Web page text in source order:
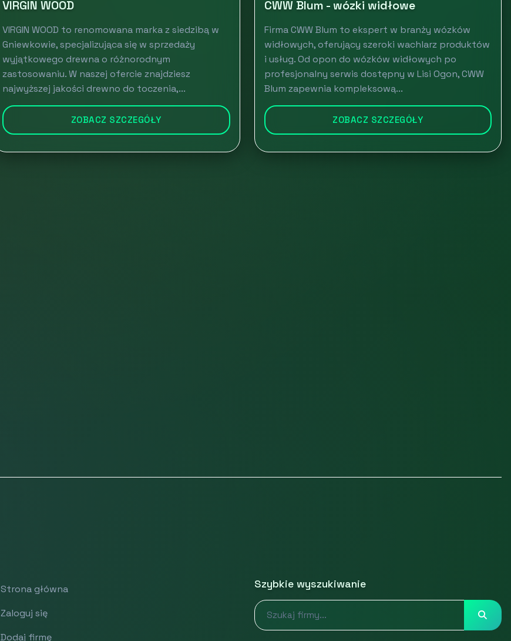
VIRGIN WOOD
VIRGIN WOOD to renomowana marka z siedzibą w
Gniewkowie, specjalizująca się w sprzedaży
wyjątkowego drewna o różnorodnym
zastosowaniu. W naszej ofercie znajdziesz
najwyższej jakości drewno do toczenia,...
ZOBACZ SZCZEGÓŁY
CWW Blum - wózki widłowe
Firma CWW Blum to ekspert w branży wózków
widłowych, oferujący szeroki wachlarz produktów
i usług. Od opon do wózków widłowych po
profesjonalny serwis dostępny w Lisi Ogon, CWW
Blum zapewnia kompleksową...
ZOBACZ SZCZEGÓŁY
Strona główna
Zaloguj się
Dodaj firmę
Szybkie wyszukiwanie